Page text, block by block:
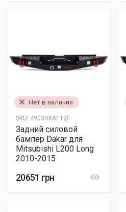
Нет в наличии
SKU: 4903DKA112F
Задний силовой
бампер Dakar для
Mitsubishi L200 Long
2010-2015
20651 грн